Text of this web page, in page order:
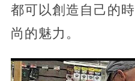
都可以創造自己的
尚的魅力。